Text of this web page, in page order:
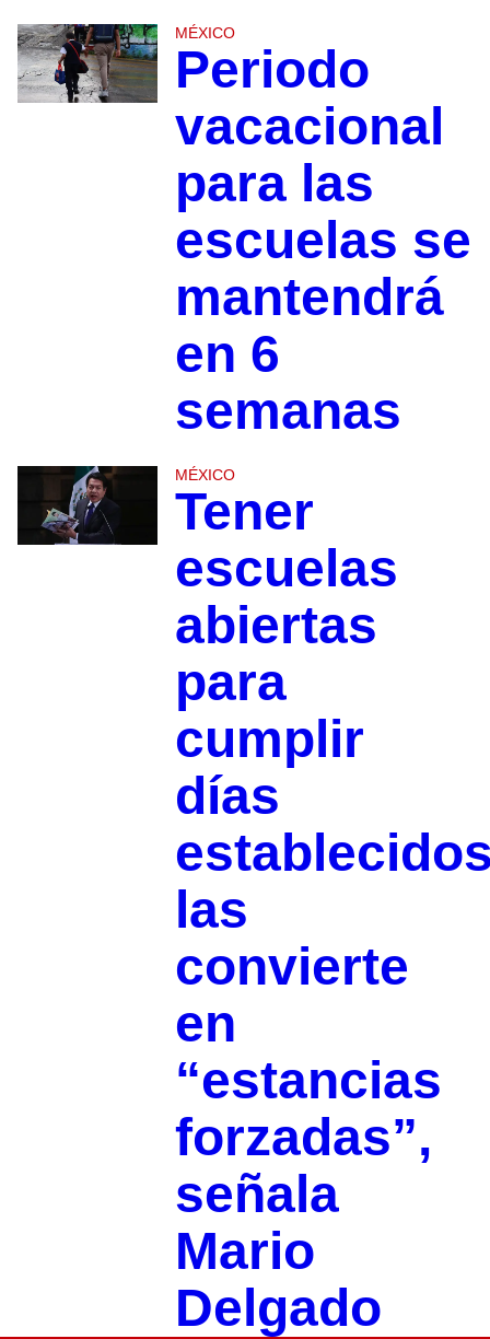
MÉXICO
Periodo
vacacional
para las
escuelas se
mantendrá
en 6
semanas
MÉXICO
Tener
escuelas
abiertas
para
cumplir
días
las
convierte
en
“estancias
forzadas”,
señala
Mario
Delgado